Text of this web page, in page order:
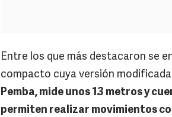
Entre los que más destacaron se
compacto cuya versión
Pemba, mide unos 1.3 metros y
permiten realizar movimientos